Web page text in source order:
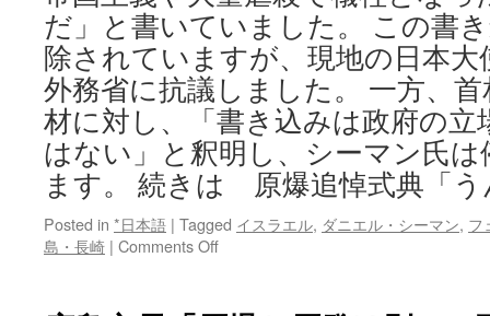
だ」と書いていました。 この書
除されていますが、現地の日本
外務省に抗議しました。 一方、
材に対し、「書き込みは政府の
はない」と釈明し、シーマン氏
ます。 続きは 原爆追悼式典「
Posted in *日本語 | Tagged イスラエル, ダニエル・シーマン, フ
島・長崎 | Comments Offon
追